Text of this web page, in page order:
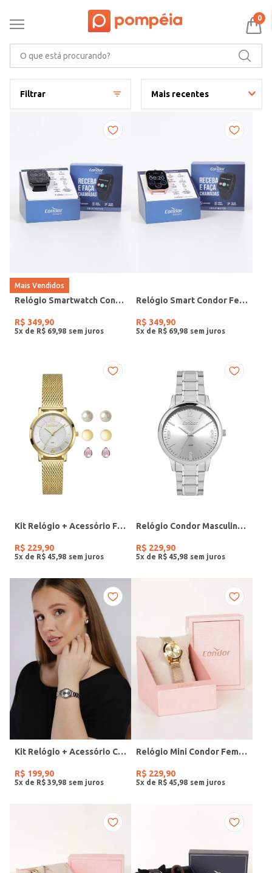
0
Filtrar Mais recentes
Mais Vendidos
Relógio Smartwatch Condor PRETO
R$ 349,90
5x de R$ 69 98
Relógio Smart Condor Feminino ROSE
R$ 349,90
5x de R$ 69 98
Kit Relógio + Acessório Feminino DOURADO
R$ 229,90
5x de R$ 45 98
Relógio Condor Masculino PRATA
R$ 229,90
5x de R$ 45 98
Kit Relógio + Acessório Condor Feminino PRATA
R$ 199,90
5x de R$ 39 98
Relógio Mini Condor Feminino DOURADO
R$ 229,90
5x de R$ 45 98